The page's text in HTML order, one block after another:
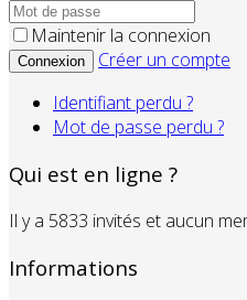
Maintenir la connexion
Connexion
Créer un compte
Identifiant perdu ?
Mot de passe perdu ?
Qui est en ligne ?
Il y a 5833 invités et aucun
Informations